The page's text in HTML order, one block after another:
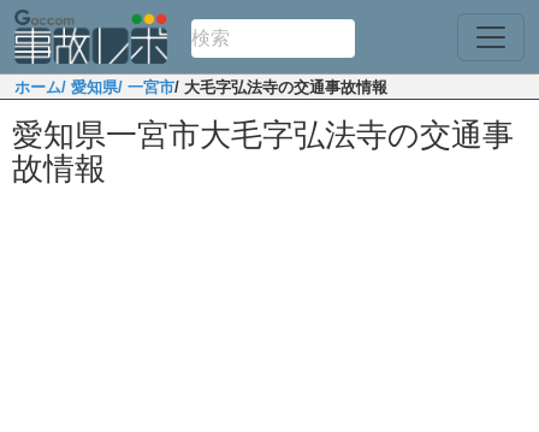
ホーム/ 愛知県/ 一宮市/ 大毛字弘法寺の交通事故情報
愛知県一宮市大毛字弘法寺の交通事
故情報